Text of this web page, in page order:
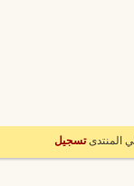
المنتدىتسجيل